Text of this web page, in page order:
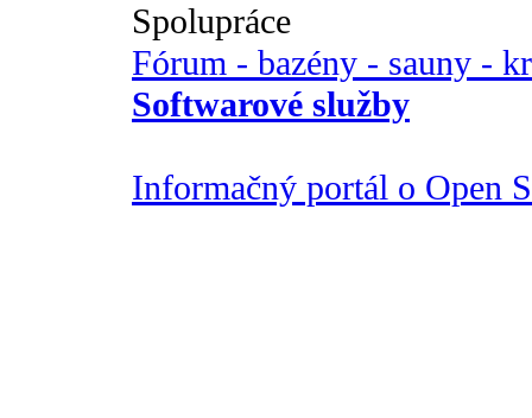
Spolupráce
Fórum - bazény - sauny -
Softwarové služby
Informačný portál o Open